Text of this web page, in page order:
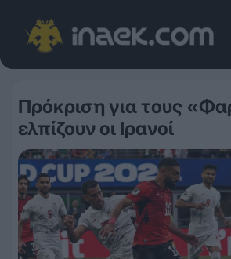
Πρόκριση για τους
ελπίζουν οι Ιρανοί